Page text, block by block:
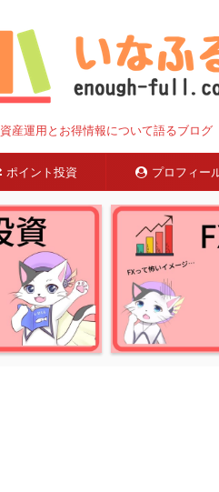
資産運用とお得情報について語るブログ
ポイント投資 プロフィー